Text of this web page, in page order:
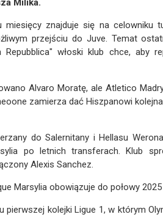
Milika.
miesięcy znajduje się na celowniku
przejściu do Juve. Temat
Repubblica" włoski klub chce, aby
Alvaro Moratę, ale Atletico
zamierza dać Hiszpanowi
do Salernitany i Hellasu
po letnich transferach. Klub
Alexis Sanchez.
Marsylia obowiązuje do połowy
pierwszej kolejki Ligue 1, w którym